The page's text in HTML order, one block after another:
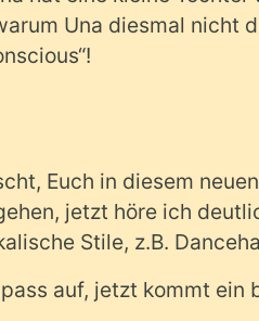
Una diesmal nicht
Euch in diesem
jetzt höre ich
Stile, z.B.
auf, jetzt kommt ein